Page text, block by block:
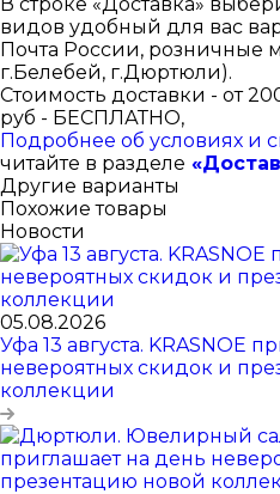
видов удобный для вас
Почта России, розничные
г.Белебей, г.Дюртюли).
Стоимость доставки - от
руб - БЕСПЛАТНО,
Подробнее об условиях и
читайте в разделе
Другие варианты
Похожие товары
Новости
05.08.2026
Уфа 13 августа. KRASNOE
невероятных скидок и
коллекции